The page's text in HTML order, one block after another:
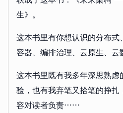
生》。
这本书里有你想认识的分布式
容器、编排治理、云原生、
这本书里既有我多年深思熟
验，也有我弃笔又拾笔的挣
容对读者负责……